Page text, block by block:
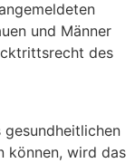
und Männer
des
gesundheitlichen
können, wird das